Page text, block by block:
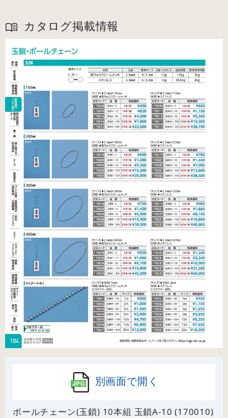
カタログ掲載情報
別画面で開く
ボールチェーン(玉鎖) 10本組 玉鎖A-10 (170010)